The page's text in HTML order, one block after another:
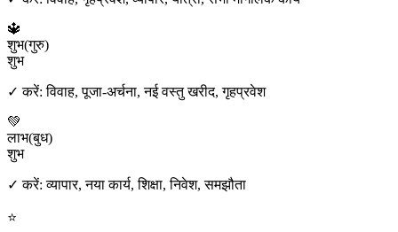
🔱
शुभ(गुरु)
शुभ
✓ करें:विवाह, पूजा-अर्चना, नई वस्तु खरीद, गृहप्रवेश
💚
लाभ(बुध)
शुभ
✓ करें:व्यापार, नया कार्य, शिक्षा, निवेश, समझौता
⭐